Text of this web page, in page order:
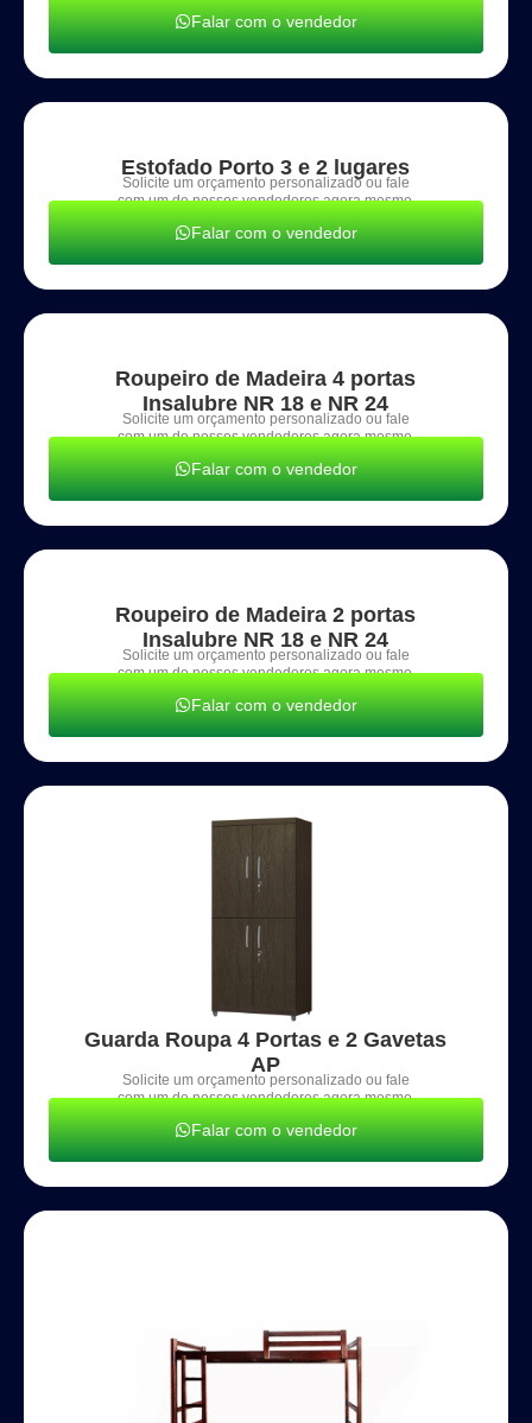
Falar com o vendedor
Estofado Porto 3 e 2 lugares
Solicite um orçamento personalizado ou fale
com um de nossos vendedores agora mesmo.
Falar com o vendedor
Roupeiro de Madeira 4 portas
Insalubre NR 18 e NR 24
Solicite um orçamento personalizado ou fale
com um de nossos vendedores agora mesmo.
Falar com o vendedor
Roupeiro de Madeira 2 portas
Insalubre NR 18 e NR 24
Solicite um orçamento personalizado ou fale
com um de nossos vendedores agora mesmo.
Falar com o vendedor
Guarda Roupa 4 Portas e 2 Gavetas
AP
Solicite um orçamento personalizado ou fale
com um de nossos vendedores agora mesmo.
Falar com o vendedor